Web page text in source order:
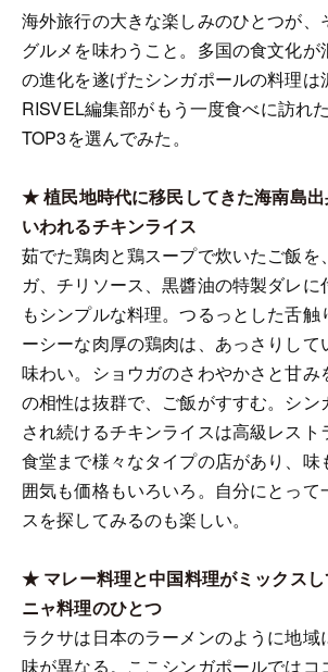
海外旅行の大きな楽しみのひとつが、
グルメを味わうこと。多国の食文化が
の進化を遂げたシンガポールの料理は
RISVEL編集部がもう一度食べに訪れ
TOP3を選んでみた。
★ 植民地時代に移民してきた海南島出
いわれるチキンライス
茹でた鶏肉と鶏スープで炊いたご飯を
ガ、チリソース、黒醬油の特製ダレに
もシンプルな料理。つるっとした舌触
ーシーな肉厚の鶏肉は、あっさりして
味わい。ショウガのさわやかさと甘み
の相性は抜群で、ご飯がすすむ。シン
され続けるチキンライスは高級レスト
食堂まで様々なタイプの店があり、味
囲気も価格もいろいろ。自分にとって
スを探してみるのも楽しい。
★ マレー料理と中国料理がミックスし
ニャ料理のひとつ
ラクサは日本のラーメンのように地域
味が異なる。ここシンガポールではコ